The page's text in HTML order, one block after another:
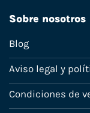
Sobre nosotros
Blog
Aviso legal y
Condiciones de